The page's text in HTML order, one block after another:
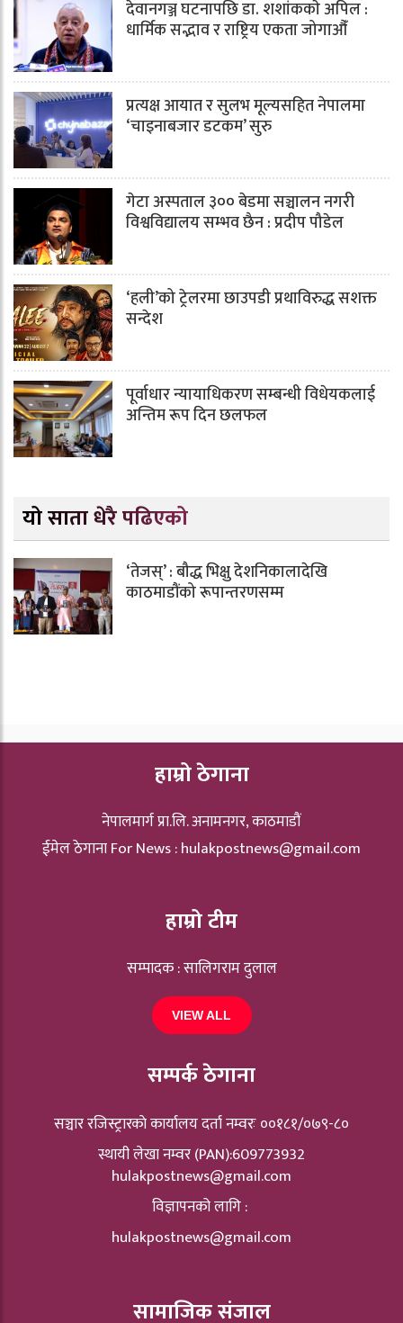
देवानगञ्ज घटनापछि डा. शशांककाे अपिल :
धार्मिक सद्भाव र राष्ट्रिय एकता जोगाऔँ
प्रत्यक्ष आयात र सुलभ मूल्यसहित नेपालमा
‘चाइनाबजार डटकम’ सुरु
गेटा अस्पताल ३०० बेडमा सञ्चालन नगरी
विश्वविद्यालय सम्भव छैन : प्रदीप पौडेल
‘हली’को ट्रेलरमा छाउपडी प्रथाविरुद्ध सशक्त
सन्देश
पूर्वाधार न्यायाधिकरण सम्बन्धी विधेयकलाई
अन्तिम रूप दिन छलफल
यो साता धेरै पढिएको
‘तेजस्’ : बौद्ध भिक्षु देशनिकालादेखि
काठमाडौंको रूपान्तरणसम्म
हाम्रो ठेगाना
नेपालमार्ग प्रा.लि. अनामनगर, काठमाडौं
ईमेल ठेगाना For News :hulakpostnews@gmail.com
हाम्रो टीम
सम्पादक : सालिगराम दुलाल
VIEW ALL
सम्पर्क ठेगाना
सञ्चार रजिस्ट्रारकाे कार्यालय दर्ता नम्वरः ००१८१/०७९-८०
स्थायी लेखा नम्वर (PAN):609773932
hulakpostnews@gmail.com
विज्ञापनको लागि :
hulakpostnews@gmail.com
सामाजिक संजाल